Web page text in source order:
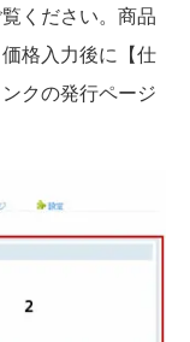
ください。商品
格入力後に【仕
クの発行ページ